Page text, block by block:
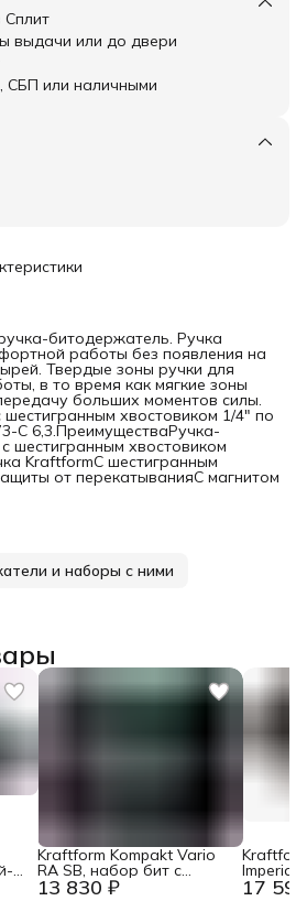
Сплит
выдачи или до двери
или наличными
битодержатель. Ручка
работы без появления на
Твердые зоны ручки для
в то время как мягкие зоны
больших моментов силы.
хвостовиком 1/4" по
C 6,3.ПреимуществаРучка-
шестигранным хвостовиком
KraftformС шестигранным
от перекатыванияС магнитом
и наборы с ними
13 830 ₽
Kraftform Kompakt Vario
RA SB, набор бит с
отвёрткой-
битодержателем c
17
с